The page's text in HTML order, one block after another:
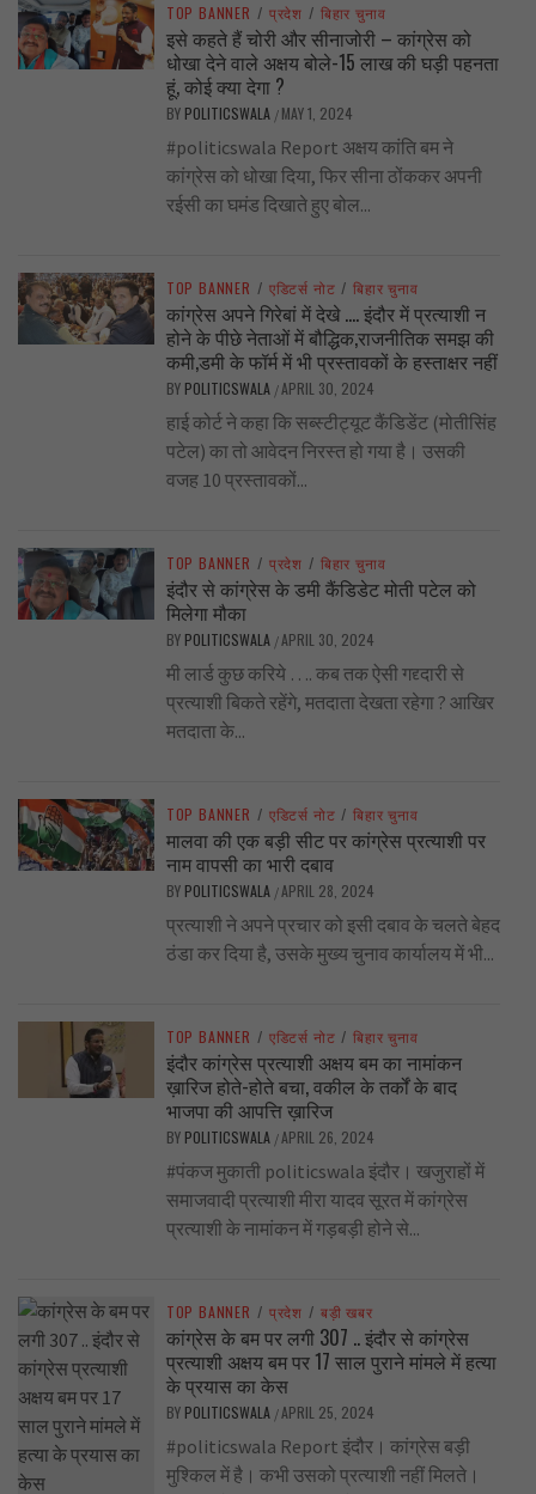
TOP BANNER / प्रदेश / बिहार चुनाव
इसे कहते हैं चोरी और सीनाजोरी – कांग्रेस को
धोखा देने वाले अक्षय बोले-15 लाख की घड़ी पहनता
हूं, कोई क्या देगा ?
BY POLITICSWALA / MAY 1, 2024
#politicswala Report अक्षय कांति बम ने
कांग्रेस को धोखा दिया, फिर सीना ठोंककर अपनी
रईसी का घमंड दिखाते हुए बोल...
TOP BANNER / एडिटर्स नोट / बिहार चुनाव
कांग्रेस अपने गिरेबां में देखे …. इंदौर में प्रत्याशी न
होने के पीछे नेताओं में बौद्धिक,राजनीतिक समझ की
कमी,डमी के फॉर्म में भी प्रस्तावकों के हस्ताक्षर नहीं
BY POLITICSWALA /APRIL 30, 2024
हाई कोर्ट ने कहा कि सब्स्टीट्यूट कैंडिडेंट (मोतीसिंह
पटेल) का तो आवेदन निरस्त हो गया है। उसकी
वजह 10 प्रस्तावकों...
TOP BANNER / प्रदेश / बिहार चुनाव
इंदौर से कांग्रेस के डमी कैंडिडेट मोती पटेल को
मिलेगा मौका
BY POLITICSWALA /APRIL 30, 2024
मी लार्ड कुछ करिये …. कब तक ऐसी गद्द्दारी से
प्रत्याशी बिकते रहेंगे, मतदाता देखता रहेगा ? आखिर
मतदाता के...
TOP BANNER / एडिटर्स नोट / बिहार चुनाव
मालवा की एक बड़ी सीट पर कांग्रेस प्रत्याशी पर
नाम वापसी का भारी दबाव
BY POLITICSWALA /APRIL 28, 2024
प्रत्याशी ने अपने प्रचार को इसी दबाव के चलते बेहद
ठंडा कर दिया है, उसके मुख्य चुनाव कार्यालय में भी...
TOP BANNER / एडिटर्स नोट / बिहार चुनाव
इंदौर कांग्रेस प्रत्याशी अक्षय बम का नामांकन
ख़ारिज होते-होते बचा, वकील के तर्कों के बाद
भाजपा की आपत्ति ख़ारिज
BY POLITICSWALA /APRIL 26, 2024
#पंकज मुकाती politicswala इंदौर। खजुराहों में
समाजवादी प्रत्याशी मीरा यादव सूरत में कांग्रेस
प्रत्याशी के नामांकन में गड़बड़ी होने से...
TOP BANNER / प्रदेश / बड़ी खबर
कांग्रेस के बम पर लगी 307 .. इंदौर से कांग्रेस
प्रत्याशी अक्षय बम पर 17 साल पुराने मांमले में हत्या
के प्रयास का केस
BY POLITICSWALA /APRIL 25, 2024
#politicswala Report इंदौर। कांग्रेस बड़ी
मुश्किल में है। कभी उसको प्रत्याशी नहीं मिलते।